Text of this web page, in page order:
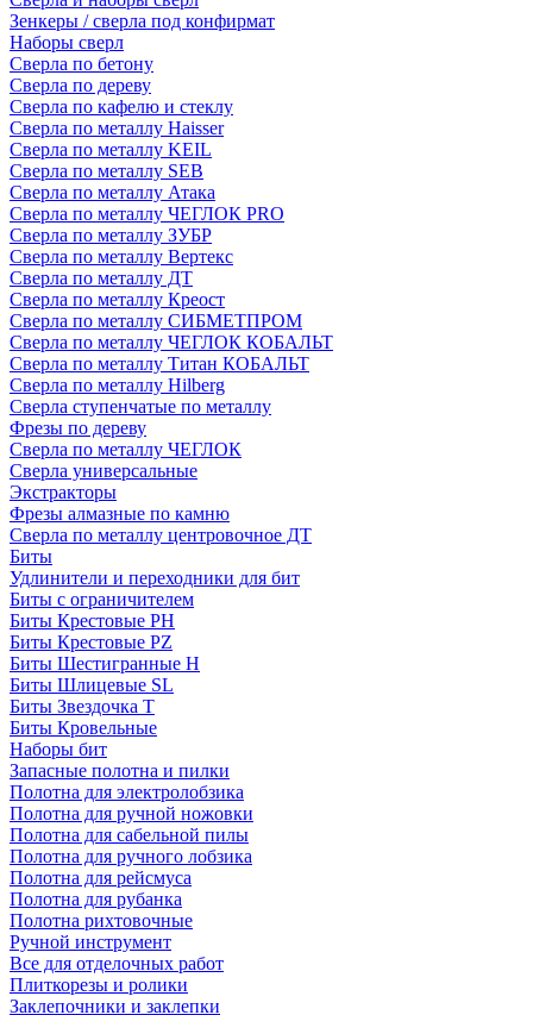
Зенкеры / сверла под конфирмат
Наборы сверл
Сверла по бетону
Сверла по дереву
Сверла по кафелю и стеклу
Сверла по металлу Haisser
Сверла по металлу KEIL
Сверла по металлу SEB
Сверла по металлу Атака
Сверла по металлу ЧЕГЛОК PRO
Сверла по металлу ЗУБР
Сверла по металлу Вертекс
Сверла по металлу ДТ
Сверла по металлу Креост
Сверла по металлу СИБМЕТПРОМ
Сверла по металлу ЧЕГЛОК КОБАЛЬТ
Сверла по металлу Титан КОБАЛЬТ
Сверла по металлу Hilberg
Сверла ступенчатые по металлу
Фрезы по дереву
Сверла по металлу ЧЕГЛОК
Сверла универсальные
Экстракторы
Фрезы алмазные по камню
Сверла по металлу центровочное ДТ
Биты
Удлинители и переходники для бит
Биты с ограничителем
Биты Крестовые PH
Биты Крестовые PZ
Биты Шестигранные H
Биты Шлицевые SL
Биты Звездочка T
Биты Кровельные
Наборы бит
Запасные полотна и пилки
Полотна для электролобзика
Полотна для ручной ножовки
Полотна для сабельной пилы
Полотна для ручного лобзика
Полотна для рейсмуса
Полотна для рубанка
Полотна рихтовочные
Ручной инструмент
Все для отделочных работ
Плиткорезы и ролики
Заклепочники и заклепки